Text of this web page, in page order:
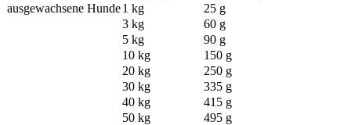
ausgewachsene Hunde1 kg
25 g
3 kg
60 g
5 kg
90 g
10 kg
150 g
20 kg
250 g
30 kg
335 g
40 kg
415 g
50 kg
495 g